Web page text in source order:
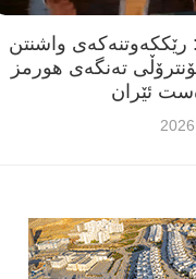
رێککەوتنەکەی واشنتن
تەنگەی هورمز
ئێران